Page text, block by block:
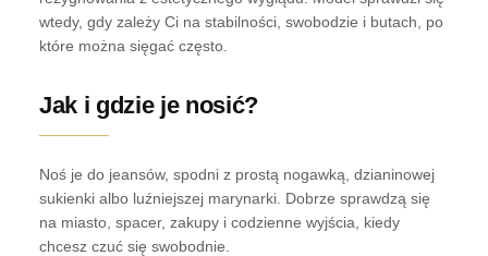
wtedy, gdy zależy Ci na stabilności, swobodzie i butach, po
które można sięgać często.
Jak i gdzie je nosić?
Noś je do jeansów, spodni z prostą nogawką, dzianinowej
sukienki albo luźniejszej marynarki. Dobrze sprawdzą się
na miasto, spacer, zakupy i codzienne wyjścia, kiedy
chcesz czuć się swobodnie.